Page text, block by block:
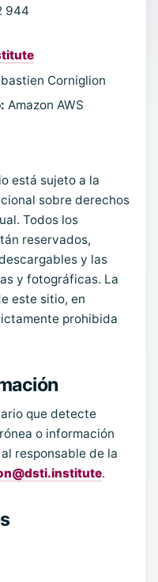
944
Corniglion
Amazon AWS
está sujeto a la
sobre derechos
Todos los
reservados,
y las
y fotográficas. La
este sitio, en
prohibida
que detecte
o información
responsable de la
.